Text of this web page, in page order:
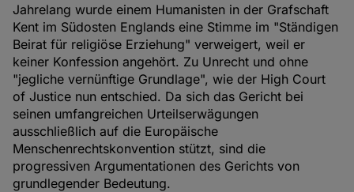
Jahrelang wurde einem Humanisten in der Grafschaft
Kent im Südosten Englands eine Stimme im "Ständigen
Beirat für religiöse Erziehung" verweigert, weil er
keiner Konfession angehört. Zu Unrecht und ohne
"jegliche vernünftige Grundlage", wie der High Court
of Justice nun entschied. Da sich das Gericht bei
seinen umfangreichen Urteilserwägungen
ausschließlich auf die Europäische
Menschenrechtskonvention stützt, sind die
progressiven Argumentationen des Gerichts von
grundlegender Bedeutung.